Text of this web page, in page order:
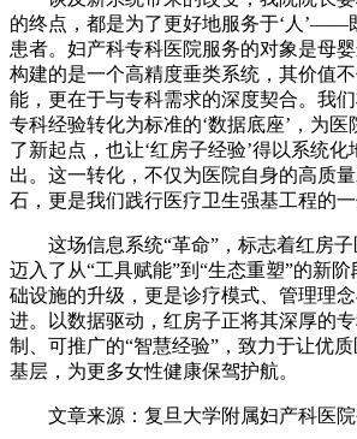
的终点，都是为了更好地服务于‘人’——
患者。妇产科专科医院服务的对象是母
构建的是一个高精度垂类系统，其价值
能，更在于与专科需求的深度契合。我
专科经验转化为标准的‘数据底座’，为
了新起点，也让‘红房子经验’得以系统
出。这一转化，不仅为医院自身的高质
石，更是我们践行医疗卫生强基工程的
这场信息系统“革命”，标志着红房
迈入了从“工具赋能”到“生态重塑”的新
础设施的升级，更是诊疗模式、管理理
进。以数据驱动，红房子正将其深厚的
制、可推广的“智慧经验”，致力于让优
基层，为更多女性健康保驾护航。
文章来源：复旦大学附属妇产科医